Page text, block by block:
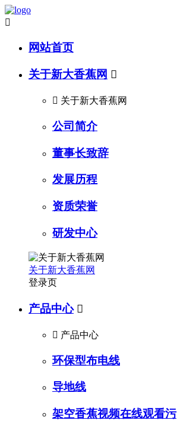

网站首页
关于新大香蕉网 
 关于新大香蕉网
公司简介
董事长致辞
发展历程
资质荣誉
研发中心
关于新大香蕉网
登录页
产品中心 
 产品中心
环保型布电线
导地线
架空香蕉视频在线观看污